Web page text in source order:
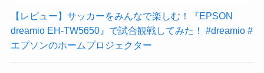
【レビュー】サッカーをみんなで楽しむ！『EPSON
dreamio EH-TW5650』で試合観戦してみた！ #dreamio #
エプソンのホームプロジェクター